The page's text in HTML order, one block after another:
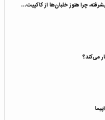
چرا هنوز خلبان‌ها از کاکپیت…
می‌کند؟